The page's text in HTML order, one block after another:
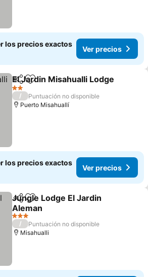
los precios exactos
Ver precios
CompartirAgregar a favoritos
El Jardin Misahualli Lodge
2 Estrellas
/
Puntuación no disponible
Puerto Misahuallí
los precios exactos
Ver precios
CompartirAgregar a favoritos
Jungle Lodge El Jardin
Aleman
Ver precios
3 Estrellas
/
Puntuación no disponible
Misahualli